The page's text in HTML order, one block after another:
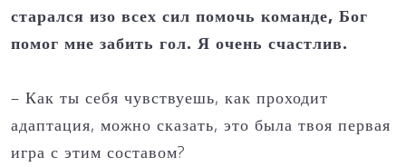
старался изо всех сил помочь команде, Бог
помог мне забить гол. Я очень счастлив.
– Как ты себя чувствуешь, как проходит
адаптация, можно сказать, это была твоя первая
игра с этим составом?